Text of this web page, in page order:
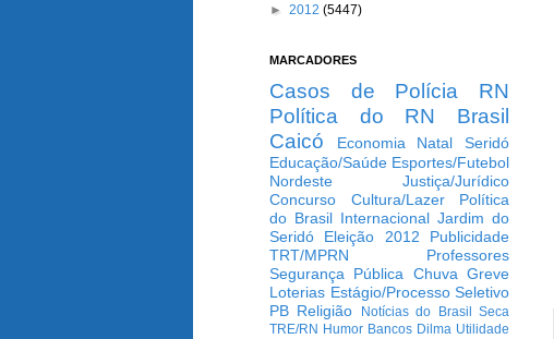
► 2012 (5447)
MARCADORES
Casos de Polícia
RN
Política do RN
Brasil
Caicó
Economia Natal
Seridó
Educação/Saúde Esportes/Futebol
Nordeste
Justiça/Jurídico
Concurso
Cultura/Lazer
Política
do Brasil Internacional Jardim do
Seridó
Eleição 2012
Publicidade
TRT/MPRN
Professores
Segurança Pública Chuva Greve
Loterias Estágio/Processo Seletivo
PB Religião Notícias do Brasil
Seca
TRE/RN Humor Bancos Dilma Utilidade